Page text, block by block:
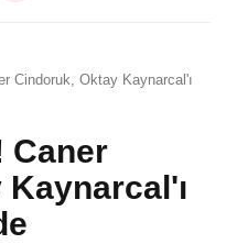
Cindoruk, Oktay Kaynarcal'ı
Caner